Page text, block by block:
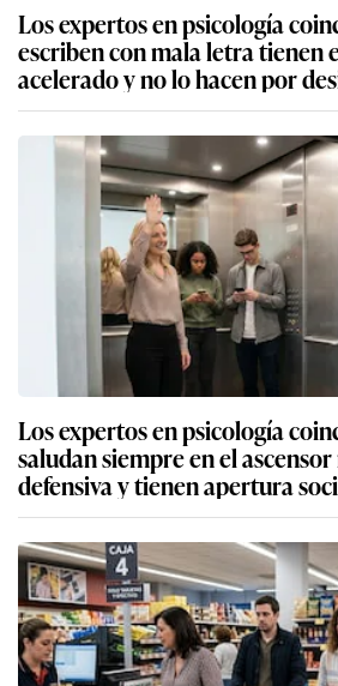
Los expertos en psicología
escriben con mala letra tienen
acelerado y no lo hacen por
Los expertos en psicología
saludan siempre en el
defensiva y tienen apertura